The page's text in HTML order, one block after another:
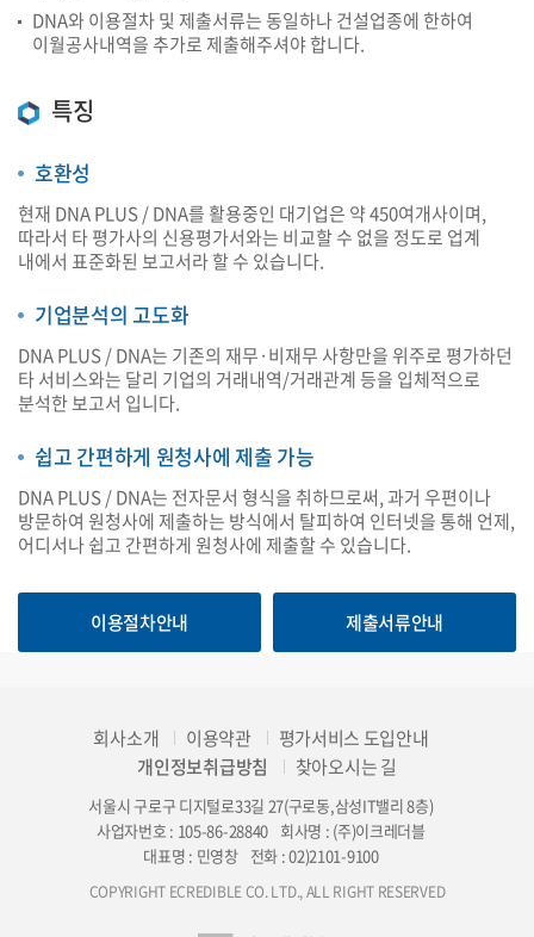
DNA와 이용절차 및 제출서류는 동일하나 건설업종에 한하여
이월공사내역을 추가로 제출해주셔야 합니다.
특징
호환성
현재 DNA PLUS / DNA를 활용중인 대기업은 약 450여개사이며,
따라서 타 평가사의 신용평가서와는 비교할 수 없을 정도로 업계
내에서 표준화된 보고서라 할 수 있습니다.
기업분석의 고도화
DNA PLUS / DNA는 기존의 재무·비재무 사항만을 위주로 평가하던
타 서비스와는 달리 기업의 거래내역/거래관계 등을 입체적으로
분석한 보고서 입니다.
쉽고 간편하게 원청사에 제출 가능
DNA PLUS / DNA는 전자문서 형식을 취하므로써, 과거 우편이나
방문하여 원청사에 제출하는 방식에서 탈피하여 인터넷을 통해 언제,
어디서나 쉽고 간편하게 원청사에 제출할 수 있습니다.
이용절차안내 제출서류안내
회사소개 이용약관
평가서비스 도입안내
개인정보취급방침
찾아오시는 길
서울시 구로구 디지털로33길 27(구로동,삼성IT밸리 8층)
사업자번호 : 105-86-28840 회사명 : (주)이크레더블
대표명 : 민영창 전화 : 02)2101-9100
COPYRIGHT ECREDIBLE CO. LTD., ALL RIGHT RESERVED